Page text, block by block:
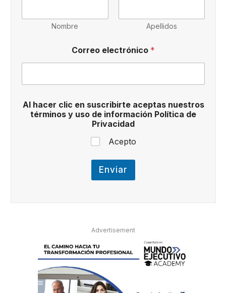
h
a
e
s
u
s
c
r
b
i
r
Nombre Apellidos
Correo electrónico *
Al hacer clic en suscribirte aceptas nuestros
términos y uso de información Política de
Privacidad
Acepto
Enviar
Advertisement